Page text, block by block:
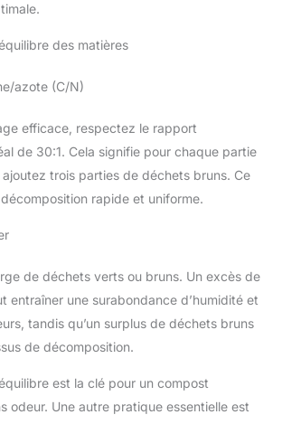
des matières
azote (C/N)
efficace, respectez le rapport
de 30:1. Cela signifie pour chaque partie
trois parties de déchets bruns. Ce
rapide et uniforme.
de déchets verts ou bruns. Un excès de
entraîner une surabondance d’humidité et
tandis qu’un surplus de déchets bruns
de décomposition.
est la clé pour un compost
odeur. Une autre pratique essentielle est